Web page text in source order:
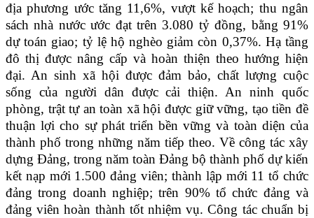
địa phương ước tăng 11,6%, vượt kế hoạch; thu ngân
sách nhà nước ước đạt trên 3.080 tỷ đồng, bằng 91%
dự toán giao; tỷ lệ hộ nghèo giảm còn 0,37%. Hạ tầng
đô thị được nâng cấp và hoàn thiện theo hướng hiện
đại. An sinh xã hội được đảm bảo, chất lượng cuộc
sống của người dân được cải thiện. An ninh quốc
phòng, trật tự an toàn xã hội được giữ vững, tạo tiền đề
thuận lợi cho sự phát triển bền vững và toàn diện của
thành phố trong những năm tiếp theo. Về công tác xây
dựng Đảng, trong năm toàn Đảng bộ thành phố dự kiến
kết nạp mới 1.500 đảng viên; thành lập mới 11 tổ chức
đảng trong doanh nghiệp; trên 90% tổ chức đảng và
đảng viên hoàn thành tốt nhiệm vụ. Công tác chuẩn bị